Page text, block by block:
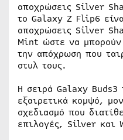
αποχρώσεις Silver
το Galaxy Z Flip6
αποχρώσεις Silver
Mint ώστε να μπορούν
την απόχρωση που
στυλ τους.
Η σειρά Galaxy Buds3
εξαιρετικά κομψό,
σχεδιασμό που
επιλογές, Silver και